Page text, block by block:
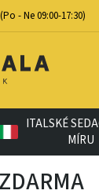
(Po - Ne 09:00-17:30)
ITALSKÉ
MÍRU